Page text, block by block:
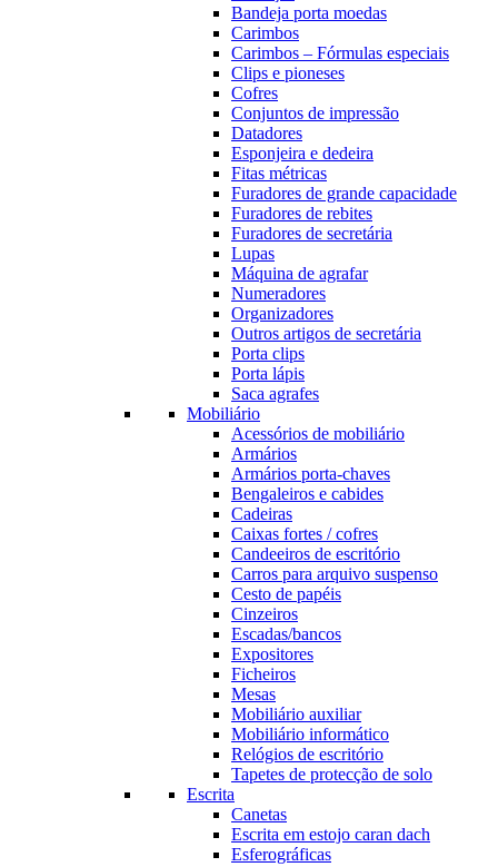
Bandeja porta moedas
Carimbos
Carimbos – Fórmulas especiais
Clips e pioneses
Cofres
Conjuntos de impressão
Datadores
Esponjeira e dedeira
Fitas métricas
Furadores de grande capacidade
Furadores de rebites
Furadores de secretária
Lupas
Máquina de agrafar
Numeradores
Organizadores
Outros artigos de secretária
Porta clips
Porta lápis
Saca agrafes
Mobiliário
Acessórios de mobiliário
Armários
Armários porta-chaves
Bengaleiros e cabides
Cadeiras
Caixas fortes / cofres
Candeeiros de escritório
Carros para arquivo suspenso
Cesto de papéis
Cinzeiros
Escadas/bancos
Expositores
Ficheiros
Mesas
Mobiliário auxiliar
Mobiliário informático
Relógios de escritório
Tapetes de protecção de solo
Escrita
Canetas
Escrita em estojo caran dach
Esferográficas